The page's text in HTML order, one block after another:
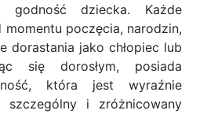
godność dziecka. Każde
poczęcia, narodzin,
dorastania jako chłopiec lub
się dorosłym, posiada
która jest wyraźnie
i zróżnicowany